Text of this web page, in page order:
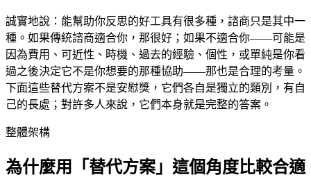
誠實地說：能幫助你反思的好工具有很多種，諮商只是其中一
種。如果傳統諮商適合你，那很好；如果不適合你——可能是
因為費用、可近性、時機、過去的經驗、個性，或單純是你看
過之後決定它不是你想要的那種協助——那也是合理的考量。
下面這些替代方案不是安慰獎，它們各自是獨立的類別，有自
己的長處；對許多人來說，它們本身就是完整的答案。
整體架構
為什麼用「替代方案」這個角度比較合適